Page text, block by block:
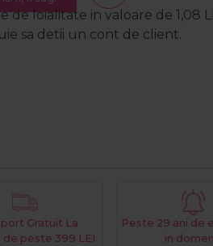
de loialitate in valoare de 1,08
sa detii un cont de client.
Gratuit La
de peste 399 LEI
Peste 29 ani de
in